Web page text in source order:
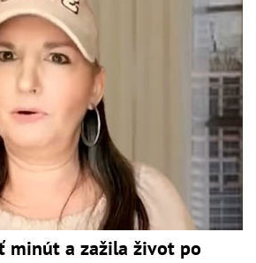
minút a zažila život po